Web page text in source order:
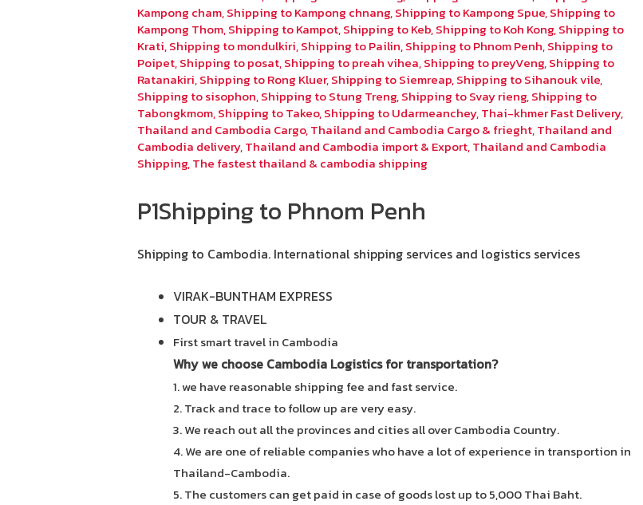
Kampong cham,Shipping to Kampong chnang,Shipping to Kampong Spue,Shipping to
Kampong Thom,Shipping to Kampot,Shipping to Keb,Shipping to Koh Kong,Shipping to
Krati,Shipping to mondulkiri,Shipping to Pailin,Shipping to Phnom Penh,Shipping to
Poipet,Shipping to posat,Shipping to preah vihea,Shipping to preyVeng,Shipping to
Ratanakiri,Shipping to Rong Kluer,Shipping to Siemreap,Shipping to Sihanouk vile,
Shipping to sisophon,Shipping to Stung Treng,Shipping to Svay rieng,Shipping to
Tabongkmom,Shipping to Takeo,Shipping to Udarmeanchey,Thai-khmer Fast Delivery,
Thailand and Cambodia Cargo,Thailand and Cambodia Cargo & frieght,Thailand and
Cambodia delivery,Thailand and Cambodia import & Export,Thailand and Cambodia
Shipping,The fastest thailand & cambodia shipping
P1Shipping to Phnom Penh
Shipping to Cambodia. International shipping services and logistics services
VIRAK-BUNTHAM EXPRESS
TOUR & TRAVEL
First smart travel in Cambodia
Why we choose Cambodia Logistics for transportation?
1. we have reasonable shipping fee and fast service.
2. Track and trace to follow up are very easy.
3. We reach out all the provinces and cities all over Cambodia Country.
4. We are one of reliable companies who have a lot of experience in transportion in
Thailand-Cambodia.
5. The customers can get paid in case of goods lost up to 5,000 Thai Baht.